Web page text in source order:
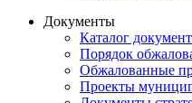
Документы
Каталог
Порядок
Обжалованные
Проекты